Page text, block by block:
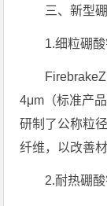
三、新型
1.细粒硼
4μm（标准产
研制了公称粒
纤维，以改善
2.耐热硼